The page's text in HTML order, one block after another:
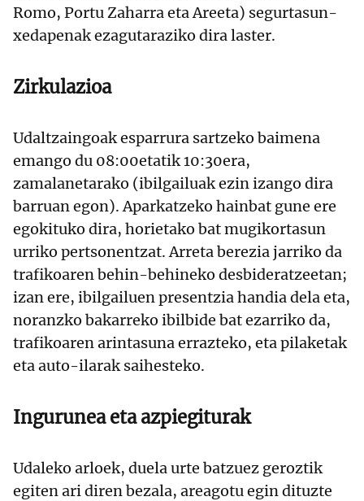
Romo, Portu Zaharra eta Areeta) segurtasun-
xedapenak ezagutaraziko dira laster.
Zirkulazioa
Udaltzaingoak esparrura sartzeko baimena
emango du 08:00etatik 10:30era,
zamalanetarako (ibilgailuak ezin izango dira
barruan egon). Aparkatzeko hainbat gune ere
egokituko dira, horietako bat mugikortasun
urriko pertsonentzat. Arreta berezia jarriko da
trafikoaren behin-behineko desbideratzeetan;
izan ere, ibilgailuen presentzia handia dela eta,
noranzko bakarreko ibilbide bat ezarriko da,
trafikoaren arintasuna errazteko, eta pilaketak
eta auto-ilarak saihesteko.
Ingurunea eta azpiegiturak
Udaleko arloek, duela urte batzuez geroztik
egiten ari diren bezala, areagotu egin dituzte